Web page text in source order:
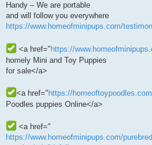
Handy – We are portable
and will follow you everywhere
https://www.homeofminipups.com/
<a href=" https://
homely Mini and Toy Puppies
for sale</a>
<a href=" https://
Poodles puppies Online</a>
<a href="
https://www.homeofminipups.com/